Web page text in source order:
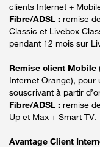
clients Internet +
Fibre/ADSL : remise
Classic et Livebox
pendant 12 mois sur
Remise client Mobile
Internet Orange), pour
souscrivant à partir
Fibre/ADSL : remise
Up et Max + Smart TV.
Avantage Client